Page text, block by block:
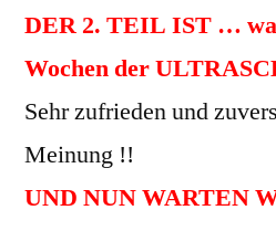
DER 2. TEIL IST …
Wochen der
Sehr zufrieden und
Meinung !!
UND NUN WARTEN